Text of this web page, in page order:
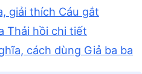
giải thích Cáu gắt
Thải hồi chi tiết
cách dùng Giả ba ba